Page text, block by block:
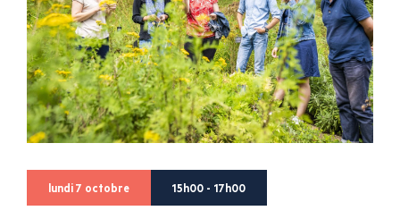
lundi 7 octobre 15h00 - 17h00